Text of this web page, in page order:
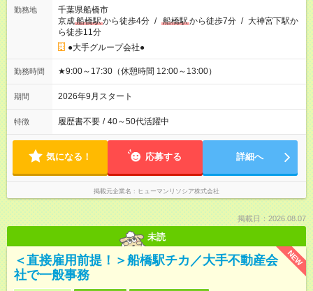
勤務地
千葉県船橋市
京成船橋駅から徒歩4分 / 船橋駅から徒歩7分 / 大神宮下駅か
ら徒歩11分
●大手グループ会社●
勤務時間 ★9:00～17:30（休憩時間 12:00～13:00）
期間 2026年9月スタート
特徴 履歴書不要 / 40～50代活躍中
気になる！ 応募する 詳細へ
掲載元企業名 ヒューマンリソシア株式会社
掲載日：2026.08.07
未読
NEW
＜直接雇用前提！＞船橋駅チカ／大手不動産会
社で一般事務